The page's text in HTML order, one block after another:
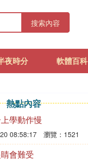
搜索內容
夜時分 軟體百科
熱點內容
學動作慢
08:58:17 瀏覽：1521
會難受